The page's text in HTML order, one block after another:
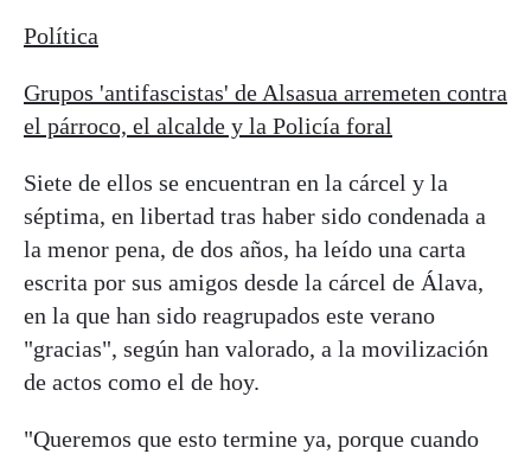
Política
Grupos 'antifascistas' de Alsasua arremeten contra
el párroco, el alcalde y la Policía foral
Siete de ellos se encuentran en la cárcel y la
séptima, en libertad tras haber sido condenada a
la menor pena, de dos años, ha leído una carta
escrita por sus amigos desde la cárcel de Álava,
en la que han sido reagrupados este verano
"gracias", según han valorado, a la movilización
de actos como el de hoy.
"Queremos que esto termine ya, porque cuando